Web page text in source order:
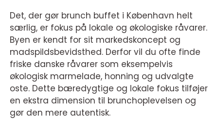
Det, der gør brunch buffet i København helt
særlig, er fokus på lokale og økologiske råvarer.
Byen er kendt for sit markedskoncept og
madspildsbevidsthed. Derfor vil du ofte finde
friske danske råvarer som eksempelvis
økologisk marmelade, honning og udvalgte
oste. Dette bæredygtige og lokale fokus tilføjer
en ekstra dimension til brunchoplevelsen og
gør den mere autentisk.